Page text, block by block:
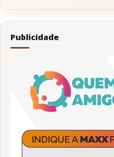
Publicidade